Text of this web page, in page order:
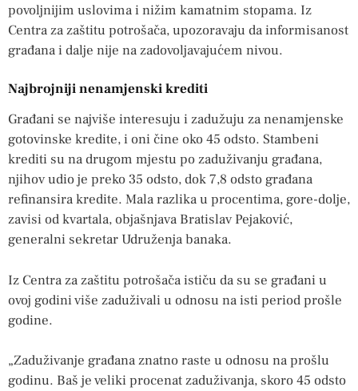
povoljnijim uslovima i nižim kamatnim stopama. Iz
Centra za zaštitu potrošača, upozoravaju da informisanost
građana i dalje nije na zadovoljavajućem nivou.
Najbrojniji nenamjenski krediti
Građani se najviše interesuju i zadužuju za nenamjenske
gotovinske kredite, i oni čine oko 45 odsto. Stambeni
krediti su na drugom mjestu po zaduživanju građana,
njihov udio je preko 35 odsto, dok 7,8 odsto građana
refinansira kredite. Mala razlika u procentima, gore-dolje,
zavisi od kvartala, objašnjava Bratislav Pejaković,
generalni sekretar Udruženja banaka.
Iz Centra za zaštitu potrošača ističu da su se građani u
ovoj godini više zaduživali u odnosu na isti period prošle
godine.
„Zaduživanje građana znatno raste u odnosu na prošlu
godinu. Baš je veliki procenat zaduživanja, skoro 45 odsto